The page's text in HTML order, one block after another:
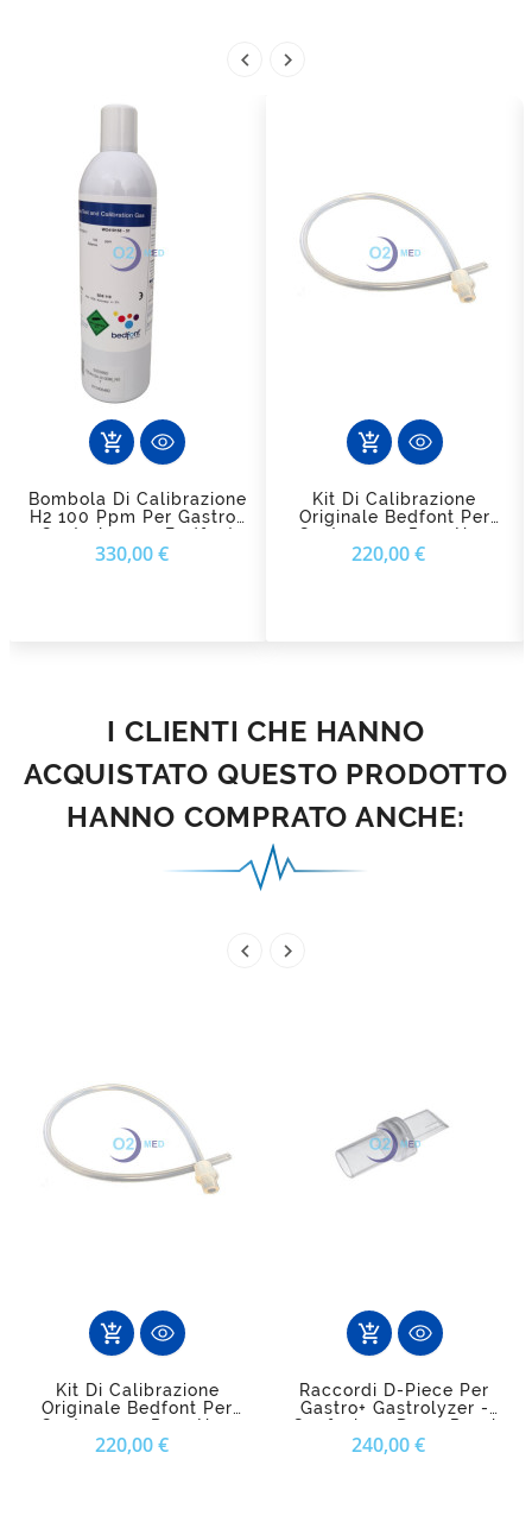
 
add_shopping_cart
Bombola Di Calibrazione
H2 100 Ppm Per Gastro+
Gastrolyzer – Bedfont
330,00 €
add_shopping_cart
Kit Di Calibrazione
Originale Bedfont Per
Gastro+ 100 Ppm H2 -
Valvola, Flussimetro E
220,00 €
I CLIENTI CHE HANNO
ACQUISTATO QUESTO PRODOTTO
HANNO COMPRATO ANCHE:
 
add_shopping_cart
Kit Di Calibrazione
Originale Bedfont Per
Gastro+ 100 Ppm H2 -
Valvola, Flussimetro E
Raccordo
220,00 €
add_shopping_cart
Raccordi D-Piece Per
Gastro+ Gastrolyzer -
Confezione Da 12 Pezzi
240,00 €